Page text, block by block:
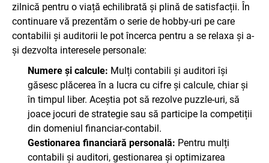
zilnică pentru o viață echilibrată și plină de satisfacții. În
continuare vă prezentăm o serie de hobby-uri pe care
contabilii și auditorii le pot încerca pentru a se relaxa și a-
și dezvolta interesele personale:
Numere și calcule: Mulți contabili și auditori își
găsesc plăcerea în a lucra cu cifre și calcule, chiar și
în timpul liber. Aceștia pot să rezolve puzzle-uri, să
joace jocuri de strategie sau să participe la competiții
din domeniul financiar-contabil.
Gestionarea financiară personală: Pentru mulți
contabili și auditori, gestionarea și optimizarea